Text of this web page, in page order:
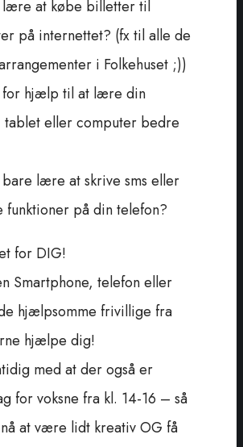
at købe billetter til
på internettet? (fx til alle de
i Folkehuset ;))
for hjælp til at lære din
tablet eller computer bedre
lære at skrive sms eller
funktioner på din telefon?
for DIG!
Smartphone, telefon eller
hjælpsomme frivillige fra
hjælpe dig!
med at der også er
for voksne fra kl. 14-16 – så
at være lidt kreativ OG få